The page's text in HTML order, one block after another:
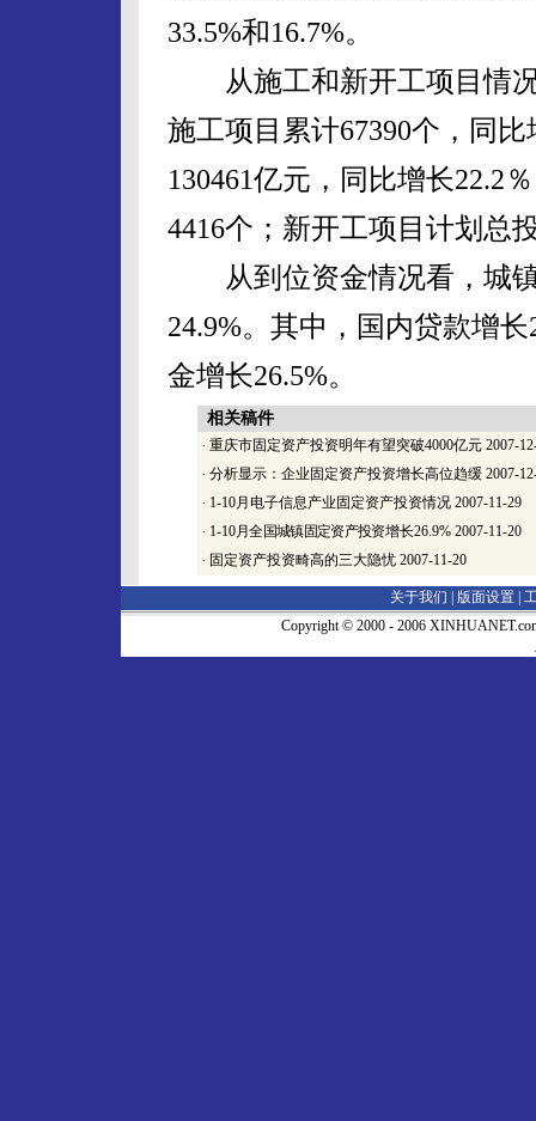
33.5%和16.7%。
从施工和新开工项目情况
施工项目累计67390个，同
130461亿元，同比增长22.2
4416个；新开工项目计划总
从到位资金情况看，城镇
24.9%。其中，国内贷款增
金增长26.5%。
相关稿件
· 重庆市固定资产投资明年有望突破4000亿元 2007-
· 分析显示：企业固定资产投资增长高位趋缓 2007-
· 1-10月电子信息产业固定资产投资情况 2007-11-29
· 1-10月全国城镇固定资产投资增长26.9%2007-11-20
· 固定资产投资畸高的三大隐忧 2007-11-20
关于我们 | 版面设置
Copyright © 2000 - 2006